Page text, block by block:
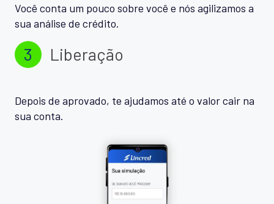
Você conta um pouco sobre você e nós agilizamos a
sua análise de crédito.
3 Liberação
Depois de aprovado, te ajudamos até o valor cair na
sua conta.